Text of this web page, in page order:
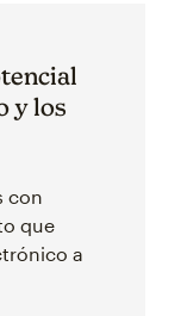
y los
con
que
a